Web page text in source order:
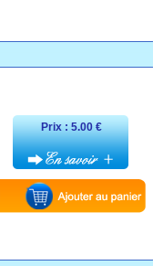
Prix : 5.00 €